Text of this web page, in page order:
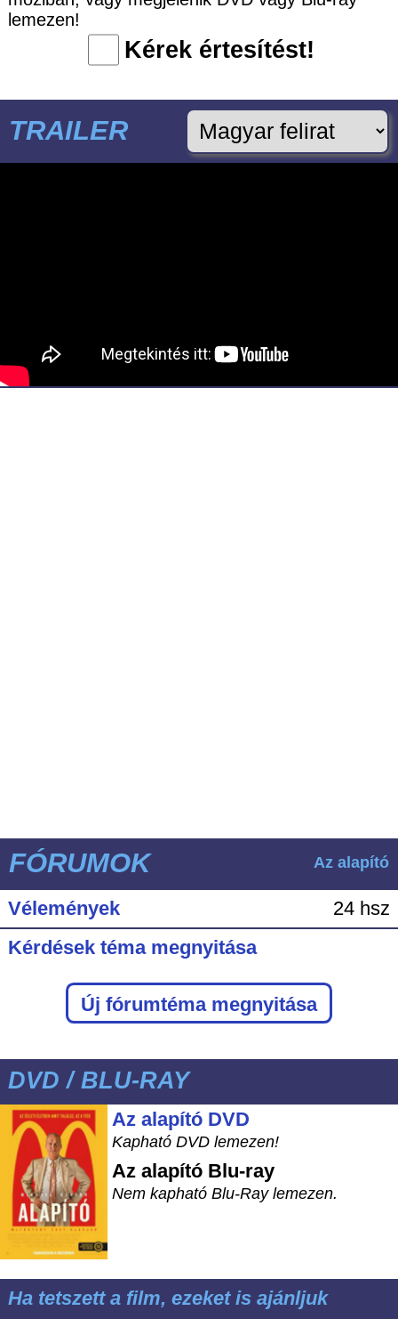
lemezen!
Kérek értesítést!
TRAILER
FÓRUMOK Az alapító
Vélemények
24 hsz
Kérdések téma megnyitása
Új fórumtéma megnyitása
DVD / BLU-RAY
Az alapító DVD
Kapható DVD lemezen!
Az alapító Blu-ray
Nem kapható Blu-Ray lemezen.
Ha tetszett a film, ezeket is ajánljuk